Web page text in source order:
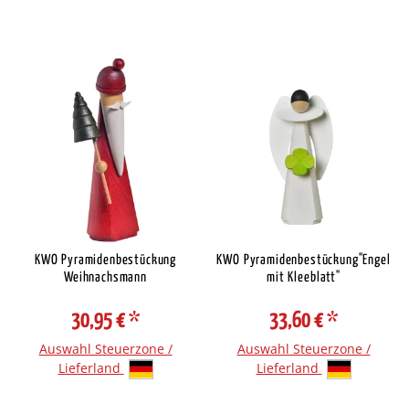
KWO Pyramidenbestückung
Weihnachsmann
30,95 €*
Auswahl Steuerzone /
Lieferland
KWO Pyramidenbestückung"Engel
mit Kleeblatt"
33,60 €*
Auswahl Steuerzone /
Lieferland